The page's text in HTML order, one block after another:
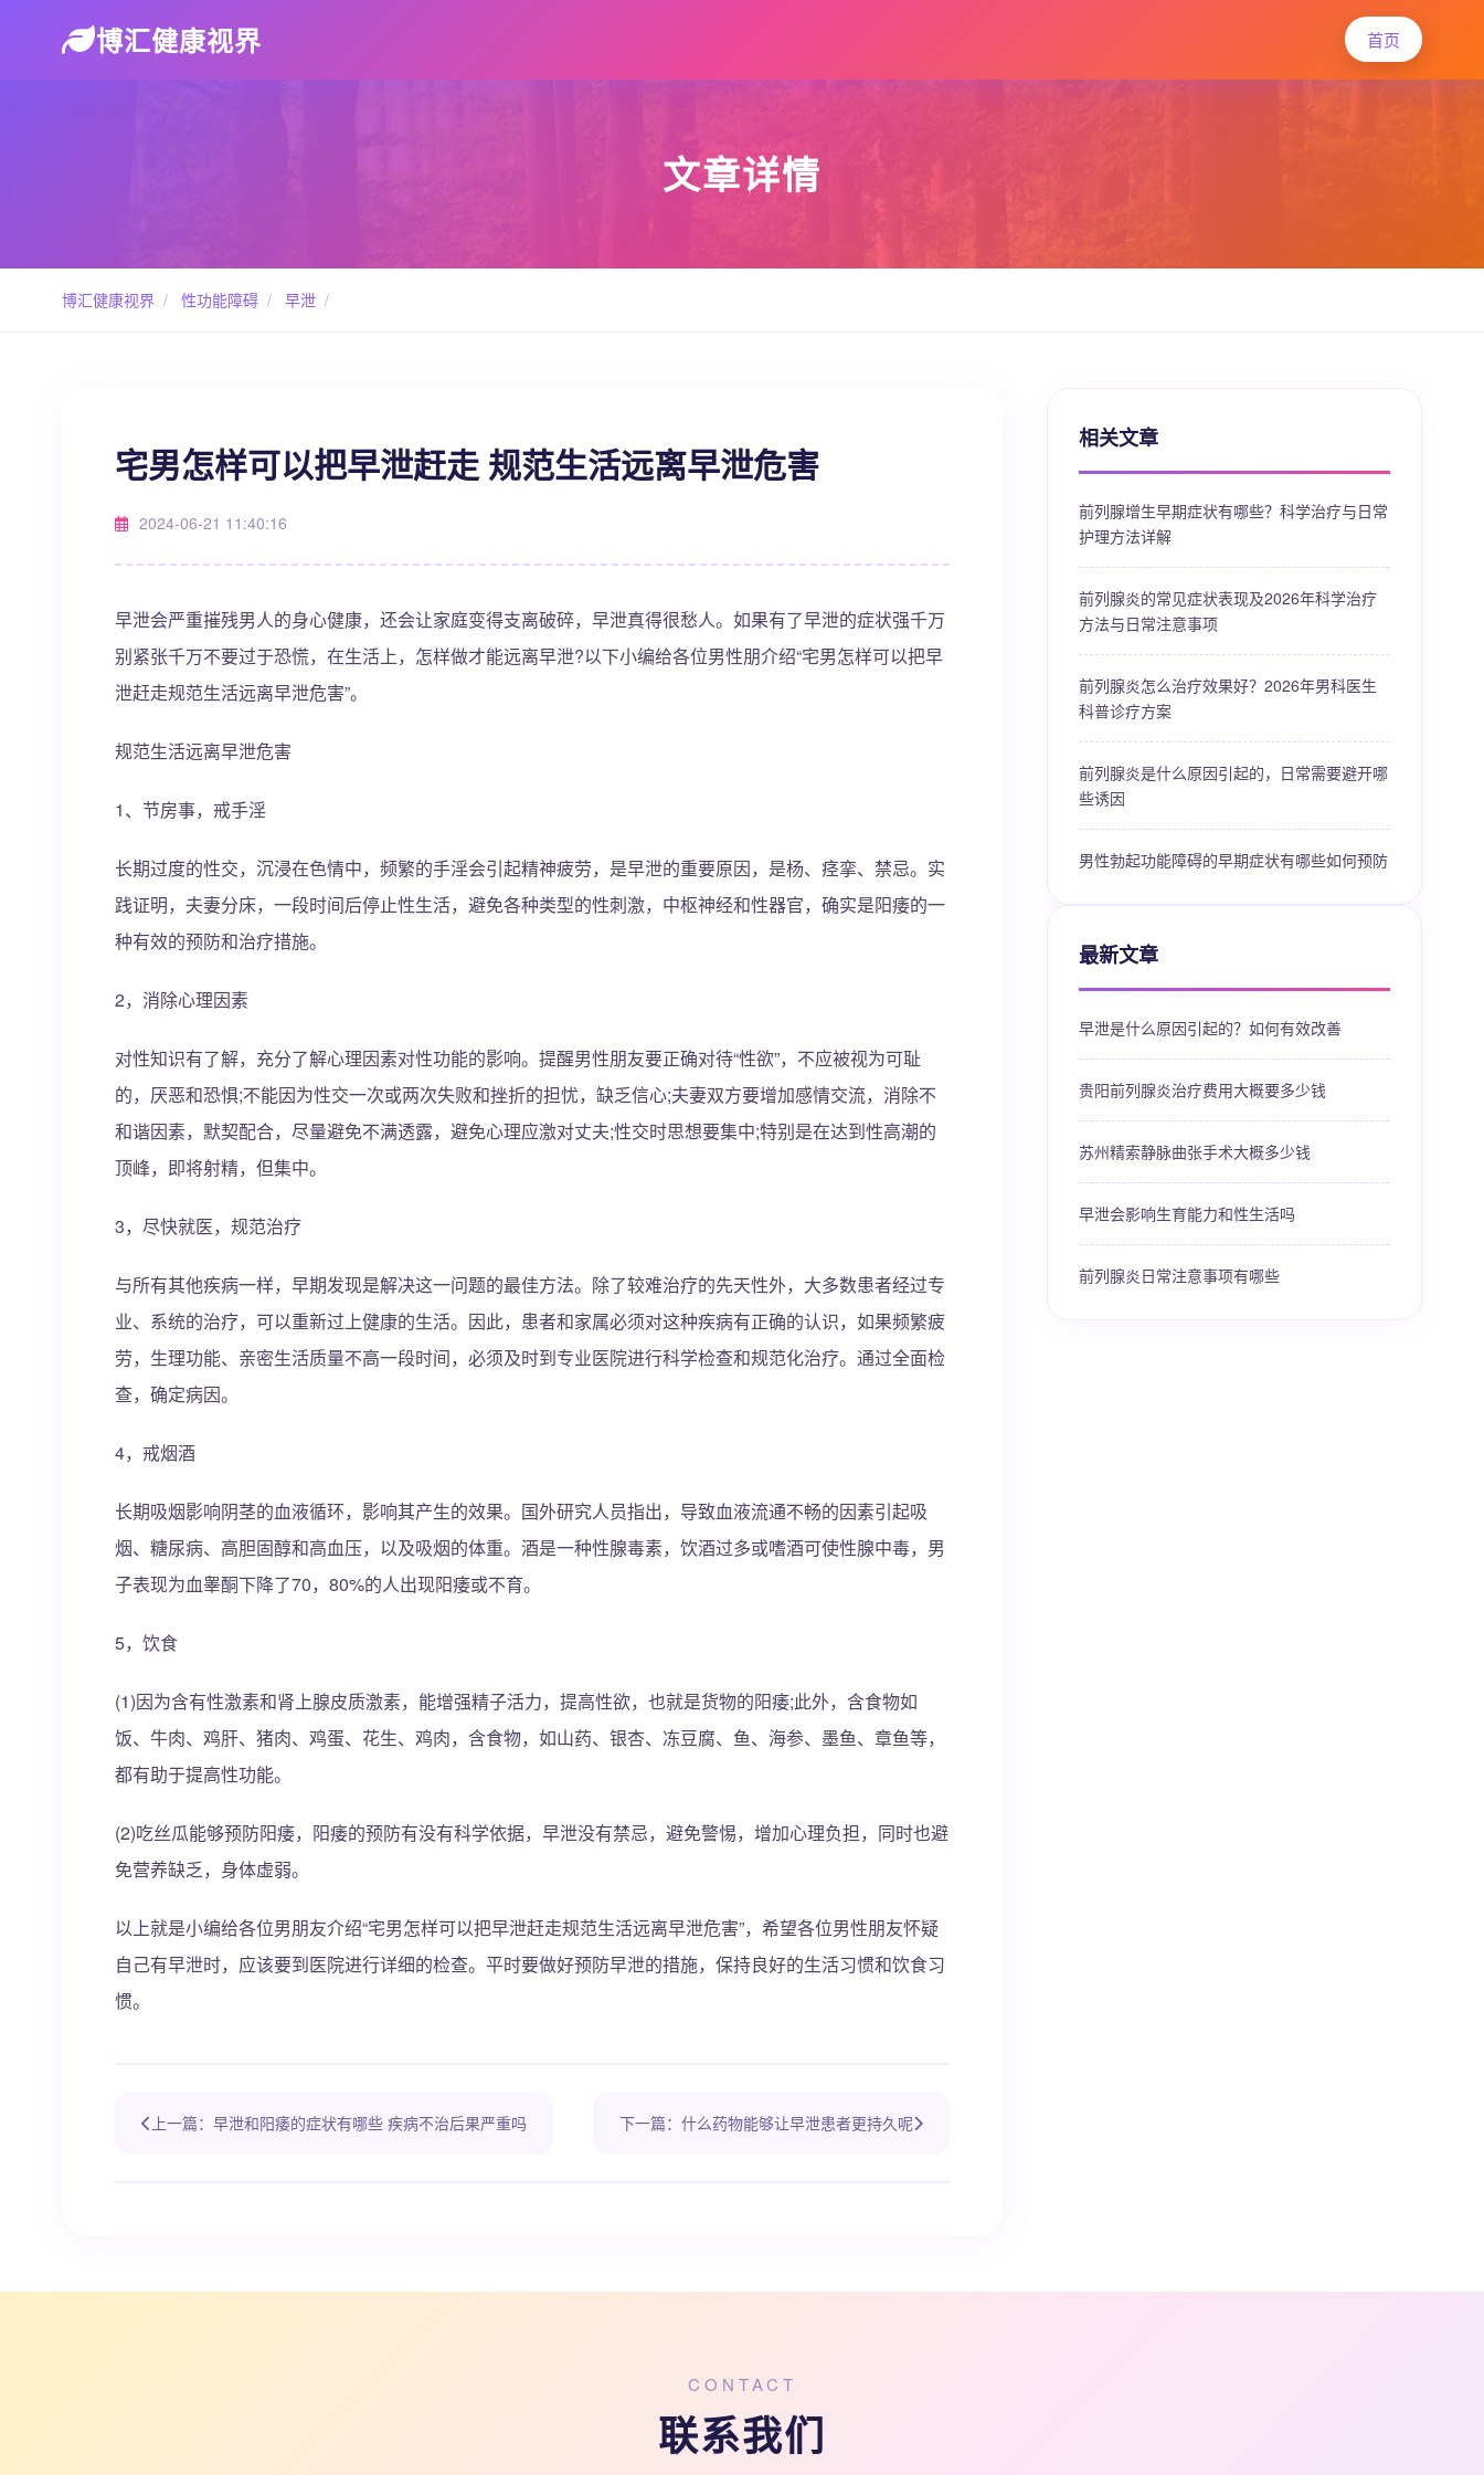
博汇健康视界 首页
文章详情
博汇健康视界 / 性功能障碍 / 早泄 /
宅男怎样可以把早泄赶走 规范生活远离早泄危害
2024-06-21 11:40:16
早泄会严重摧残男人的身心健康，还会让家庭变得支离破碎，早泄真得很愁人。如果有了早泄的症状强千万
别紧张千万不要过于恐慌，在生活上，怎样做才能远离早泄?以下小编给各位男性朋介绍“宅男怎样可以把早
泄赶走规范生活远离早泄危害”。
规范生活远离早泄危害
1、节房事，戒手淫
长期过度的性交，沉浸在色情中，频繁的手淫会引起精神疲劳，是早泄的重要原因，是杨、痉挛、禁忌。实
践证明，夫妻分床，一段时间后停止性生活，避免各种类型的性刺激，中枢神经和性器官，确实是阳痿的一
种有效的预防和治疗措施。
2，消除心理因素
对性知识有了解，充分了解心理因素对性功能的影响。提醒男性朋友要正确对待“性欲”，不应被视为可耻
的，厌恶和恐惧;不能因为性交一次或两次失败和挫折的担忧，缺乏信心;夫妻双方要增加感情交流，消除不
和谐因素，默契配合，尽量避免不满透露，避免心理应激对丈夫;性交时思想要集中;特别是在达到性高潮的
顶峰，即将射精，但集中。
3，尽快就医，规范治疗
与所有其他疾病一样，早期发现是解决这一问题的最佳方法。除了较难治疗的先天性外，大多数患者经过专
业、系统的治疗，可以重新过上健康的生活。因此，患者和家属必须对这种疾病有正确的认识，如果频繁疲
劳，生理功能、亲密生活质量不高一段时间，必须及时到专业医院进行科学检查和规范化治疗。通过全面检
查，确定病因。
4，戒烟酒
长期吸烟影响阴茎的血液循环，影响其产生的效果。国外研究人员指出，导致血液流通不畅的因素引起吸
烟、糖尿病、高胆固醇和高血压，以及吸烟的体重。酒是一种性腺毒素，饮酒过多或嗜酒可使性腺中毒，男
子表现为血睾酮下降了70，80%的人出现阳痿或不育。
5，饮食
(1)因为含有性激素和肾上腺皮质激素，能增强精子活力，提高性欲，也就是货物的阳痿;此外，含食物如
饭、牛肉、鸡肝、猪肉、鸡蛋、花生、鸡肉，含食物，如山药、银杏、冻豆腐、鱼、海参、墨鱼、章鱼等，
都有助于提高性功能。
(2)吃丝瓜能够预防阳痿，阳痿的预防有没有科学依据，早泄没有禁忌，避免警惕，增加心理负担，同时也避
免营养缺乏，身体虚弱。
以上就是小编给各位男朋友介绍“宅男怎样可以把早泄赶走规范生活远离早泄危害”，希望各位男性朋友怀疑
自己有早泄时，应该要到医院进行详细的检查。平时要做好预防早泄的措施，保持良好的生活习惯和饮食习
惯。
上一篇：早泄和阳痿的症状有哪些 疾病不治后果严重吗 下一篇：什么药物能够让早泄患者更持久呢
相关文章
前列腺增生早期症状有哪些？科学治疗与日常
护理方法详解
前列腺炎的常见症状表现及2026年科学治疗
方法与日常注意事项
前列腺炎怎么治疗效果好？2026年男科医生
科普诊疗方案
前列腺炎是什么原因引起的，日常需要避开哪
些诱因
男性勃起功能障碍的早期症状有哪些如何预防
最新文章
早泄是什么原因引起的？如何有效改善
贵阳前列腺炎治疗费用大概要多少钱
苏州精索静脉曲张手术大概多少钱
早泄会影响生育能力和性生活吗
前列腺炎日常注意事项有哪些
CONTACT
联系我们